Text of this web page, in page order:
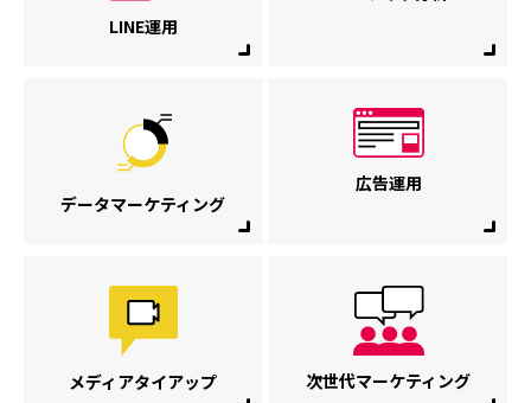
LINE運用
データマーケティング
広告運用
メディアタイアップ 次世代マーケティング